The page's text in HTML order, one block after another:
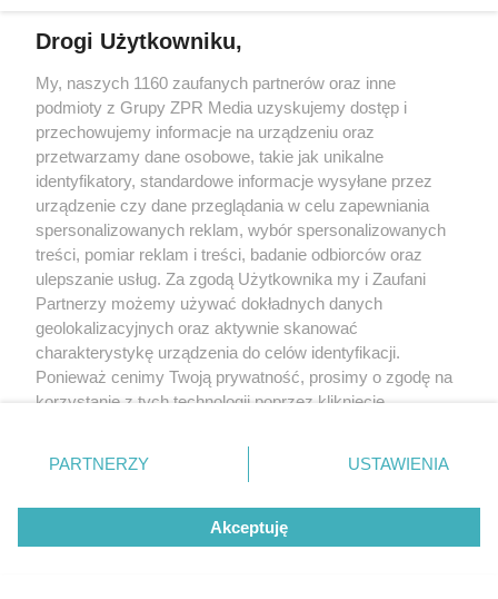
Drogi Użytkowniku,
My, naszych 1160 zaufanych partnerów oraz inne
podmioty z Grupy ZPR Media uzyskujemy dostęp i
przechowujemy informacje na urządzeniu oraz
przetwarzamy dane osobowe, takie jak unikalne
identyfikatory, standardowe informacje wysyłane przez
urządzenie czy dane przeglądania w celu zapewniania
spersonalizowanych reklam, wybór spersonalizowanych
treści, pomiar reklam i treści, badanie odbiorców oraz
ulepszanie usług. Za zgodą Użytkownika my i Zaufani
Partnerzy możemy używać dokładnych danych
geolokalizacyjnych oraz aktywnie skanować
charakterystykę urządzenia do celów identyfikacji.
Ponieważ cenimy Twoją prywatność, prosimy o zgodę na
korzystanie z tych technologii poprzez kliknięcie
zmienić/wycofać klikając przycisk ustawień prywatności
znajdujący się w lewym dolnym rogu strony
rodzaje przetwarzania danych nie wymagają zgody
użytkownika, ale masz prawo sprzeciwić się takiemu
przetwarzaniu. Preferencje będą miały zastosowanie tylko
PARTNERZY USTAWIENIA
Akceptuję